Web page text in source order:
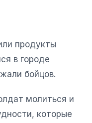
продукты
в городе
бойцов.
молиться и
которые